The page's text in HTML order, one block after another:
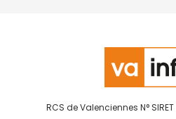
RCS de Valenciennes N° SIRET